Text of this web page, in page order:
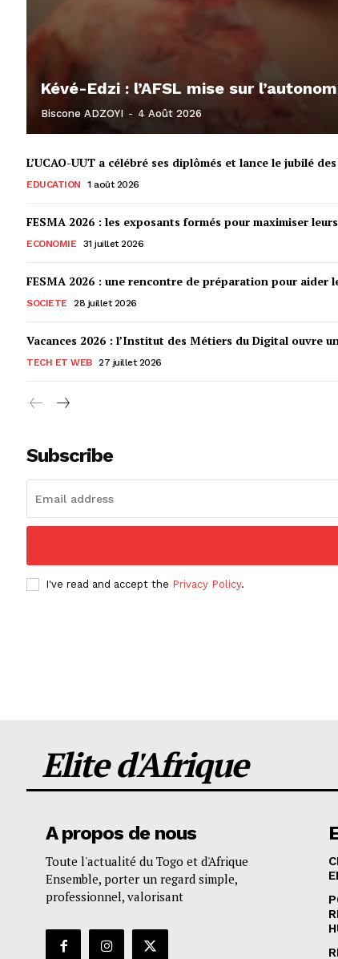
Kévé-Edzi : l’AFSL mise sur
Biscone ADZOYI - 4 Août 2026
L’UCAO-UUT a célébré ses diplômés et lance le jubilé
EDUCATION 1 août 2026
FESMA 2026 : les exposants formés pour maximiser
ECONOMIE 31 juillet 2026
FESMA 2026 : une rencontre de préparation pour
SOCIETE 28 juillet 2026
Vacances 2026 : l’Institut des Métiers du Digital ouvre
TECH ET WEB 27 juillet 2026
Subscribe
I've read and accept the Privacy Policy.
Elite d'Afrique
A propos de nous
Toute l'actualité du Togo et d'Afrique
Ensemble, porter un regard simple,
professionnel, valorisant